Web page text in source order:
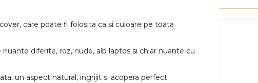
care poate fi folosita ca si culoare pe toata
diferite, roz, nude, alb laptos si chiar nuante cu
un aspect natural, ingrijit si acopera perfect